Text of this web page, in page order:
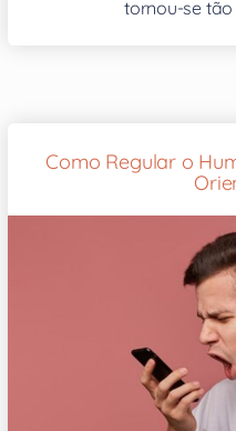
tornou-se tão
Como Regular o